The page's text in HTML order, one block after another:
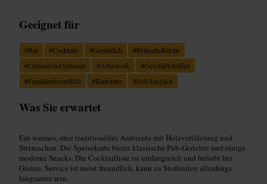
Geeignet für
#Bar #Cocktails #Gemütlich #BritischeKüche
#GlutenfreieOptionen #Afterwork #Geschäftstreffen
#Familienfreundlich #Barkultur #SoloTauglich
Was Sie erwartet
Ein warmes, eher traditionelles Ambiente mit Holzvertäfelung und
Sitznischen. Die Speisekarte bietet klassische Pub-Gerichte und einige
moderne Snacks. Die Cocktailliste ist umfangreich und beliebt bei
Gästen. Service ist meist freundlich, kann zu Stoßzeiten allerdings
langsamer sein.